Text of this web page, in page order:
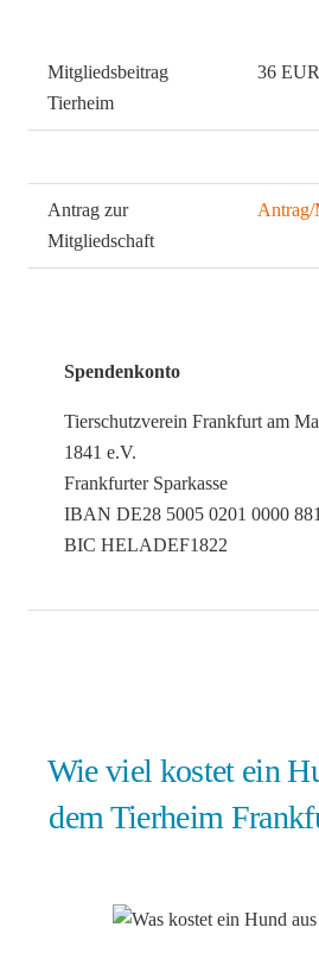
Mitgliedsbeitrag
Tierheim
36 EUR
Antrag zur
Mitgliedschaft
Spendenkonto
Tierschutzverein Frankfurt am
1841 e.V.
Frankfurter Sparkasse
IBAN DE28 5005 0201 0000
BIC HELADEF1822
Wie viel kostet ein
dem Tierheim